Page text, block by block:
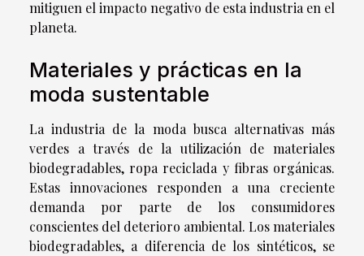
mitiguen el impacto negativo de esta industria en el
planeta.
Materiales y prácticas en la
moda sustentable
La industria de la moda busca alternativas más
verdes a través de la utilización de materiales
biodegradables, ropa reciclada y fibras orgánicas.
Estas innovaciones responden a una creciente
demanda por parte de los consumidores
conscientes del deterioro ambiental. Los materiales
biodegradables, a diferencia de los sintéticos, se